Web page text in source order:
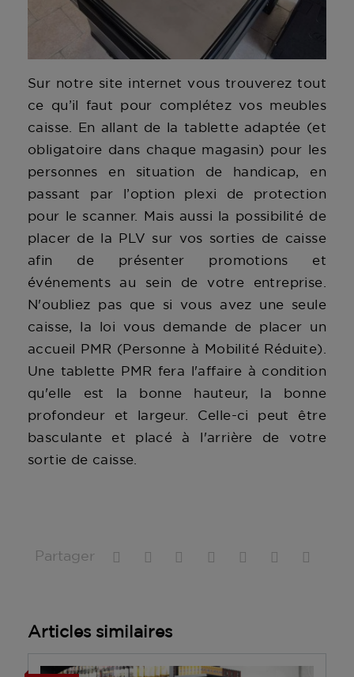
Sur notre site internet vous trouverez tout
ce qu’il faut pour complétez vos meubles
caisse. En allant de la tablette adaptée (et
obligatoire dans chaque magasin) pour les
personnes en situation de handicap, en
passant par l’option plexi de protection
pour le scanner. Mais aussi la possibilité de
placer de la PLV sur vos sorties de caisse
afin de présenter promotions et
événements au sein de votre entreprise.
N'oubliez pas que si vous avez une seule
caisse, la loi vous demande de placer un
accueil PMR (Personne à Mobilité Réduite).
Une tablette PMR fera l'affaire à condition
qu'elle est la bonne hauteur, la bonne
profondeur et largeur. Celle-ci peut être
basculante et placé à l'arrière de votre
sortie de caisse.
Partager
Articles similaires